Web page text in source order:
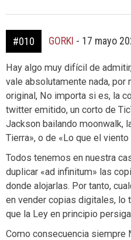
#010 GORKI - 17 mayo
Hay algo muy difícil de
vale absolutamente nada, por
original, No importa si es, la
twitter emitido, un corto de
Jackson bailando moonwalk,
Tierra», o de «Lo que el
Todos tenemos en nuestra
duplicar «ad infinitum» las
donde alojarlas. Por tanto,
en vender copias digitales, lo
que la Ley en principio
Como consecuencia siempre